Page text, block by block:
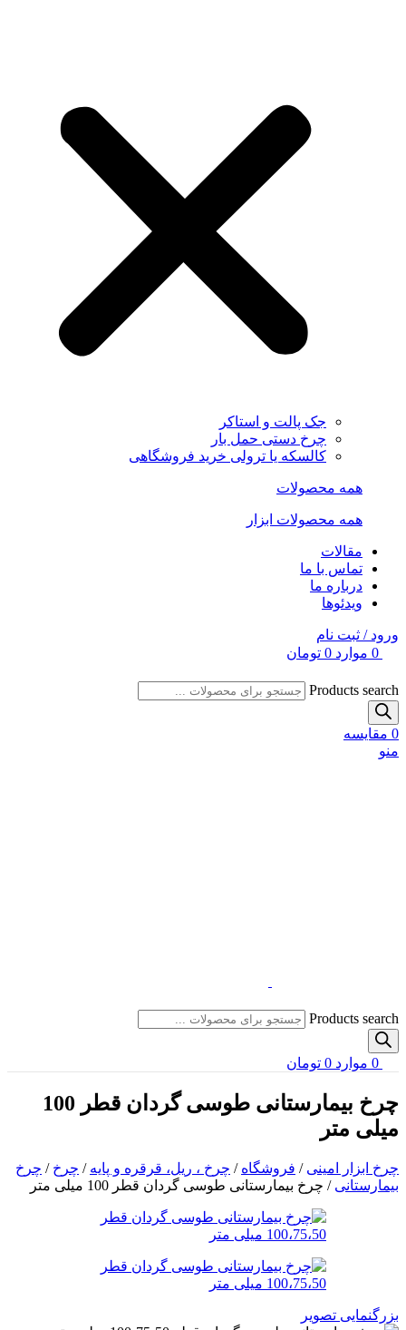
جک پالت و استاکر
چرخ دستی حمل بار
کالسکه یا ترولی خرید فروشگاهی
همه محصولات
همه محصولات ابزار
مقالات
تماس با ما
درباره ما
ویدئوها
ورود / ثبت نام
0 موارد 0 تومان
Products search
0 مقایسه
منو
Products search
0 موارد 0 تومان
چرخ بیمارستانی طوسی گردان قطر 100
میلی متر
چرخ ابزار امینی / فروشگاه / چرخ ، ریل، قرقره و پایه / چرخ / چرخ
بیمارستانی / چرخ بیمارستانی طوسی گردان قطر 100 میلی متر
بزرگنمایی تصویر